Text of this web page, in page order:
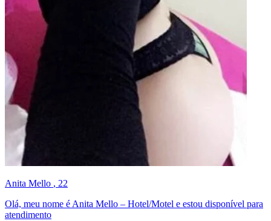
Anita Mello , 22
Olá, meu nome é Anita Mello – Hotel/Motel e estou disponível para
atendimento